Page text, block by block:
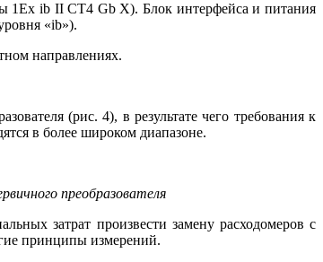
1Ex ib II СT4 Gb X). Блок интерфейса и питания
«ib»).
направлениях.
(рис. 4), в результате че­го требования к
в более широком диапазоне.
преобразователя
затрат произвести замену расходомеров с
принципы измерений.